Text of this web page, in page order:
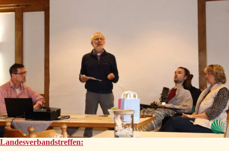
Landesverbandstreffen: